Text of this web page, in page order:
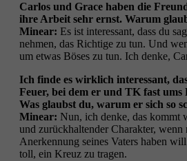
Carlos und Grace haben die
ihre Arbeit sehr ernst. Warum
Minear: Es ist interessant, dass du
nehmen, das Richtige zu tun. Und
um etwas Böses zu tun. Ich denke,
Ich finde es wirklich interessant,
Feuer, bei dem er und TK fast
Was glaubst du, warum er sich so
Minear: Nun, ich denke, das kommt
und zurückhaltender Charakter,
Anerkennung seines Vaters haben
toll, ein Kreuz zu tragen.